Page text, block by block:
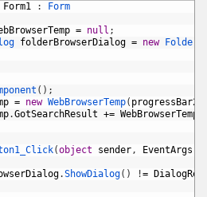
Form1 :
Form
= null ;
folderBrowserDialog = new
( ) ;
= new WebBrowserTemp( progressBar2
.GotSearchResult +=
(object sender, EventArgs
.ShowDialog( ) !=